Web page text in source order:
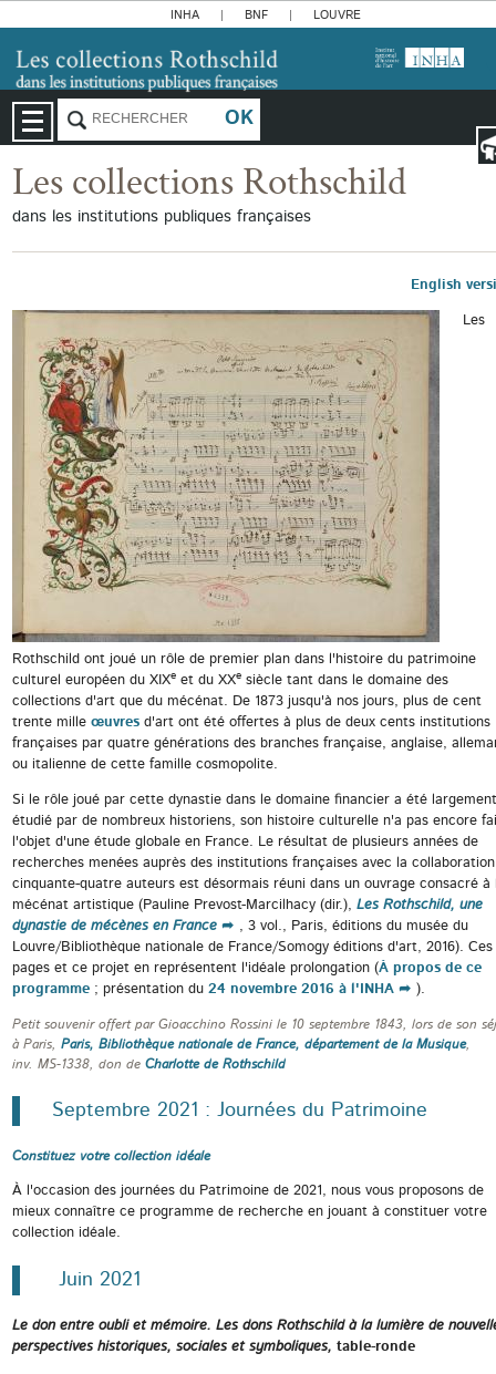
INHA BNF LOUVRE
Les collections Rothschild
dans les institutions publiques françaises
English
Les
Rothschild ont joué un rôle de premier plan dans l'histoire du patrimoine
culturel européen du XIXe et du XXe siècle tant dans le domaine des
collections d'art que du mécénat. De 1873 jusqu'à nos jours, plus de cent
trente mille œuvres d'art ont été offertes à plus de deux cents institutions
françaises par quatre générations des branches française, anglaise,
ou italienne de cette famille cosmopolite.
Si le rôle joué par cette dynastie dans le domaine financier a été largement
étudié par de nombreux historiens, son histoire culturelle n'a pas encore
l'objet d'une étude globale en France. Le résultat de plusieurs années de
recherches menées auprès des institutions françaises avec la
cinquante-quatre auteurs est désormais réuni dans un ouvrage consacré à
mécénat artistique (Pauline Prevost-Marcilhacy (dir.), Les Rothschild, une
dynastie de mécènes en France
, 3 vol., Paris, éditions du musée du
Louvre/Bibliothèque nationale de France/Somogy éditions d'art, 2016). Ces
pages et ce projet en représentent l'idéale prolongation (À propos de ce
programme ; présentation du 24 novembre 2016 à l'INHA ).
Petit souvenir offert par Gioacchino Rossini le 10 septembre 1843, lors de son
à Paris
Paris, Bibliothèque nationale de France, département de la Musique,
inv. MS-1338, don de Charlotte de Rothschild
Septembre 2021 : Journées du Patrimoine
Constituez votre collection idéale
À l'occasion des journées du Patrimoine de 2021, nous vous proposons de
mieux connaître ce programme de recherche en jouant à constituer votre
collection idéale.
Juin 2021
Le don entre oubli et mémoire. Les dons Rothschild à la lumière de
perspectives historiques, sociales et symboliques, table-ronde